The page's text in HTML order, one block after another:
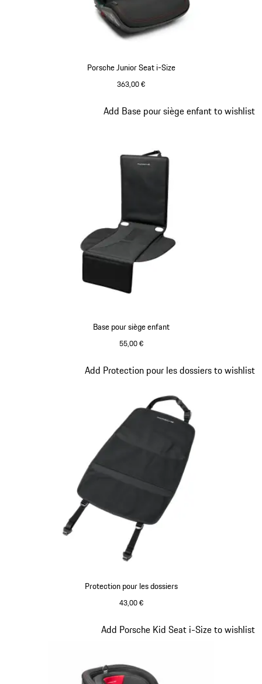
Porsche Junior Seat i-Size
363,00 €
Base pour siège enfant
55,00 €
Add Base pour siège enfant to wishlist
Protection pour les dossiers
43,00 €
Add Protection pour les dossiers to wishlist
Add Porsche Kid Seat i-Size to wishlist